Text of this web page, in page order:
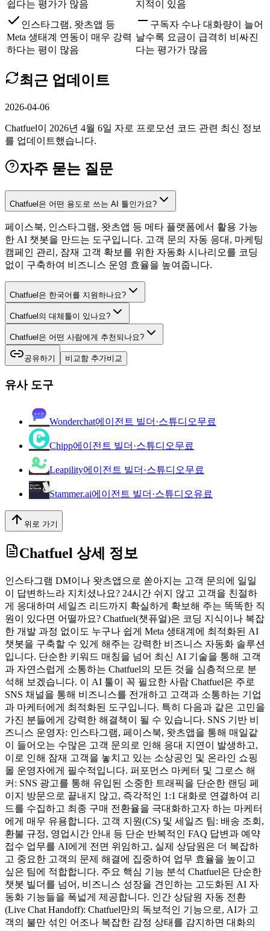
쉽다는 평가가 많음
지적이 있음
인스타그램, 왓츠앱 등
Meta 생태계 연동이 매우 강력
하다는 평이 많음
구독자 수나 대화량이 늘어
날수록 요금이 급격히 비싸진
다는 평가가 많음
최근 업데이트
2026-04-06
Chatfuel이 2026년 4월 6일 자로 프로모션 코드 관련 최신 정보
를 업데이트했습니다.
자주 묻는 질문
Chatfuel은 어떤 용도로 쓰는 AI 툴인가요?
페이스북, 인스타그램, 왓츠앱 등 메타 플랫폼에서 활용 가능
한 AI 챗봇을 만드는 도구입니다. 고객 문의 자동 응대, 마케팅
캠페인 관리, 잠재 고객 확보를 위한 자동화 시나리오를 코딩
없이 구축하여 비즈니스 운영 효율을 높여줍니다.
Chatfuel은 한국어를 지원하나요?
Chatfuel의 대체툴이 있나요?
Chatfuel은 어떤 사람에게 추천되나요?
공유하기 비교함 추가비교
유사 도구
Wonderchat에이전트 빌더·스튜디오무료
Chipp에이전트 빌더·스튜디오무료
Leapility에이전트 빌더·스튜디오무료
Stammer.ai에이전트 빌더·스튜디오유료
위로 가기
Chatfuel 상세 정보
인스타그램 DM이나 왓츠앱으로 쏟아지는 고객 문의에 일일
이 답변하느라 지치셨나요? 24시간 쉬지 않고 고객을 친절하
게 응대하며 세일즈 리드까지 확실하게 확보해 주는 똑똑한 직
원이 있다면 어떨까요? Chatfuel(챗퓨얼)은 코딩 지식이나 복잡
한 개발 과정 없이도 누구나 쉽게 Meta 생태계에 최적화된 AI
챗봇을 구축할 수 있게 해주는 강력한 비즈니스 자동화 솔루션
입니다. 단순한 키워드 매칭을 넘어 최신 AI 기술을 통해 고객
과 자연스럽게 소통하는 Chatfuel의 모든 것을 심층적으로 분
석해 보겠습니다. 이 AI 툴이 꼭 필요한 사람 Chatfuel은 주로
SNS 채널을 통해 비즈니스를 전개하고 고객과 소통하는 기업
과 마케터에게 최적화된 도구입니다. 특히 다음과 같은 고민을
가진 분들에게 강력한 해결책이 될 수 있습니다. SNS 기반 비
즈니스 운영자: 인스타그램, 페이스북, 왓츠앱을 통해 매일같
이 들어오는 수많은 고객 문의로 인해 응대 지연이 발생하고,
이로 인해 잠재 고객을 놓치고 있는 소상공인 및 온라인 쇼핑
몰 운영자에게 필수적입니다. 퍼포먼스 마케터 및 그로스 해
커: SNS 광고를 통해 유입된 소중한 트래픽을 단순한 랜딩 페
이지 방문으로 끝내지 않고, 즉각적인 1:1 대화로 연결하여 리
드를 수집하고 최종 구매 전환율을 극대화하고자 하는 마케터
에게 매우 유용합니다. 고객 지원(CS) 및 세일즈 팀: 배송 조회,
환불 규정, 영업시간 안내 등 단순 반복적인 FAQ 답변과 예약
접수 업무를 AI에게 전면 위임하고, 실제 상담원은 더 복잡하
고 중요한 고객의 문제 해결에 집중하여 업무 효율을 높이고
싶은 팀에 적합합니다. 주요 핵심 기능 분석 Chatfuel은 단순한
챗봇 빌더를 넘어, 비즈니스 성장을 견인하는 고도화된 AI 자
동화 기능들을 폭넓게 제공합니다. 인간 상담원 자동 전환
(Live Chat Handoff): Chatfuel만의 독보적인 기능으로, AI가 고
객의 불만 섞인 어조나 복잡한 감정 상태를 감지하면 대화의